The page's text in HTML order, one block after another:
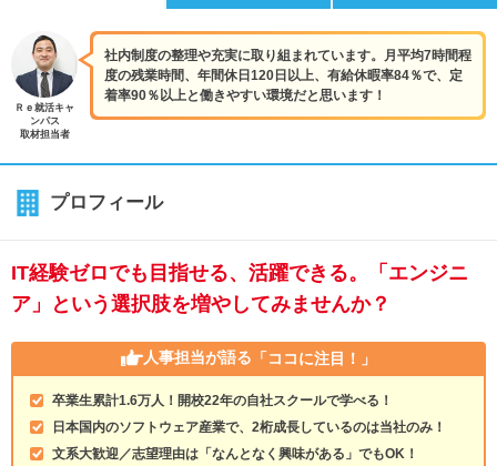
社内制度の整理や充実に取り組まれています。月平均7時間程
度の残業時間、年間休日120日以上、有給休暇率84％で、定
着率90％以上と働きやすい環境だと思います！
Ｒｅ就活キャ
ンパス
取材担当者
プロフィール
IT経験ゼロでも目指せる、活躍できる。「エンジニ
ア」という選択肢を増やしてみませんか？
人事担当が語る 「ココに注目！」
卒業生累計1.6万人！開校22年の自社スクールで学べる！
日本国内のソフトウェア産業で、2桁成長しているのは当社のみ！
文系大歓迎／志望理由は「なんとなく興味がある」でもOK！